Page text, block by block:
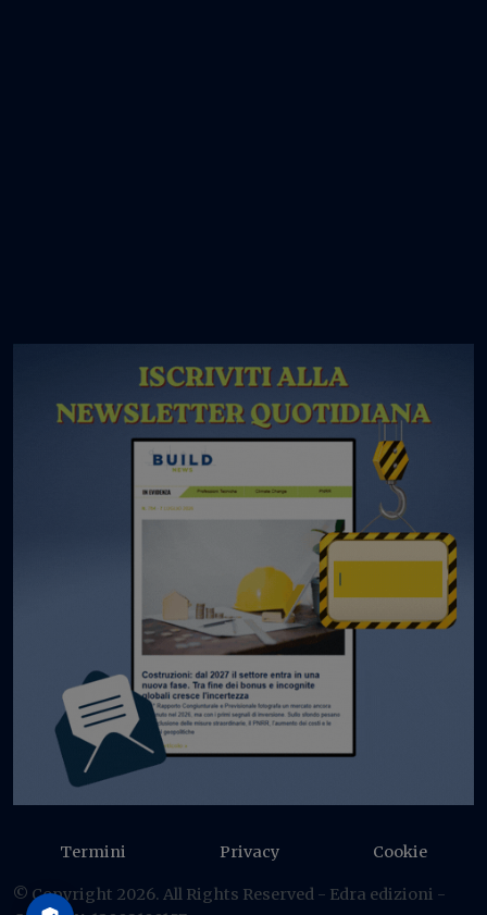
Termini Privacy Cookie
© Copyright 2026. All Rights Reserved - Edra edizioni -